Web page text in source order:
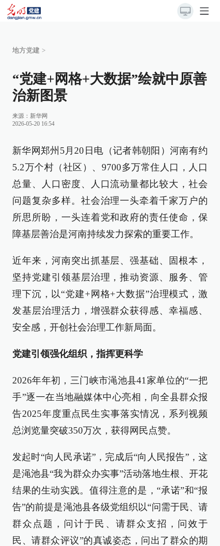
地方党建 >
“党建+网格+大数据”绘就中原善
治新图景
来源： 新华网
2026-05-20 16:54
新华网郑州5月20日电（记者韩朝阳）河南有约
5.2万个村（社区）、9700多万常住人口，人口
总量、人口密度、人口流动量都比较大，社会
问题复杂多样。社会治理一头牵着千家万户的
所思所盼，一头连着党和政府的责任使命，保
障基层善治是河南持续发力探索的重要工作。
近年来，河南突出抓基层、强基础、固根本，
坚持党建引领基层治理，推动资源、服务、管
理下沉，以“党建+网格+大数据”治理模式，激
发基层治理活力，增强群众获得感、幸福感、
安全感，开创社会治理工作新局面。
党建引领强化组织，指挥更科学
2026年年初，三门峡市渑池县41家单位的“一把
手”逐一在当地融媒体中心亮相，向全县群众报
告2025年度重点民生实事落实情况，系列视频
总浏览量突破350万次，获得网民点赞。
发起时“向人民承诺”，完成后“向人民报告”，这
是渑池县“我为群众办实事”活动落地生根、开花
结果的生动实践。值得注意的是，“承诺”和“报
告”的前提是渑池县各级党组织以“问需于民、请
群众点题，问计于民、请群众支招，问效于
民、请群众评议”的真诚姿态，问出了群众的期